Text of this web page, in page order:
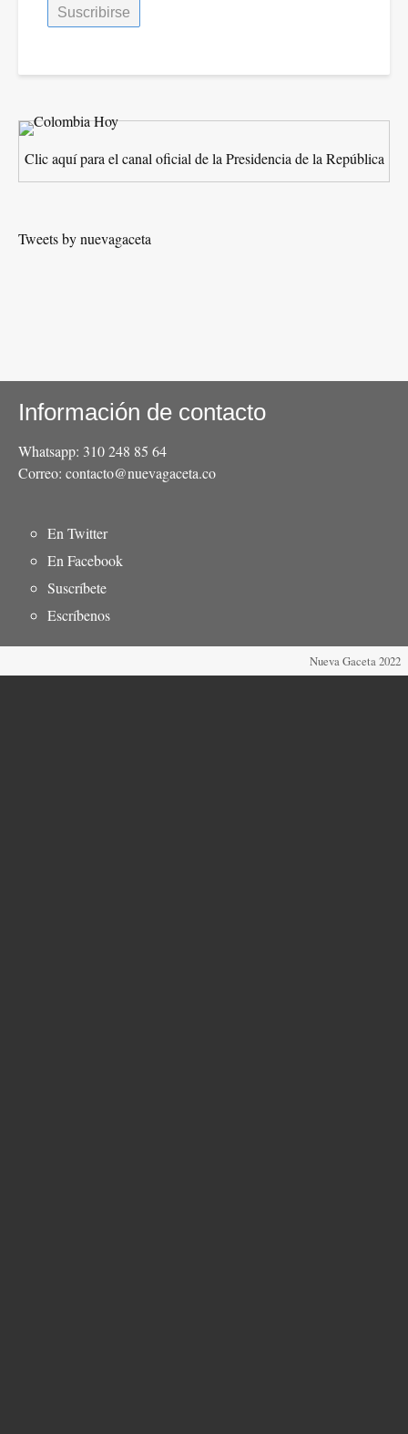
Clic aquí para el canal oficial de la Presidencia de la República
Tweets by nuevagaceta
Información de contacto
Whatsapp: 310 248 85 64
Correo: contacto@nuevagaceta.co
Menú
del
pie
En Twitter
En Facebook
Suscríbete
Escríbenos
Nueva Gaceta 2022